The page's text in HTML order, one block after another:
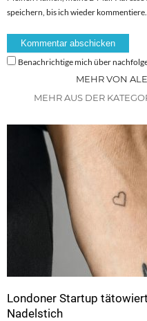
speichern, bis ich wieder kommentiere.
Benachrichtige mich über
MEHR VON
MEHR AUS DER
Londoner Startup
Nadelstich